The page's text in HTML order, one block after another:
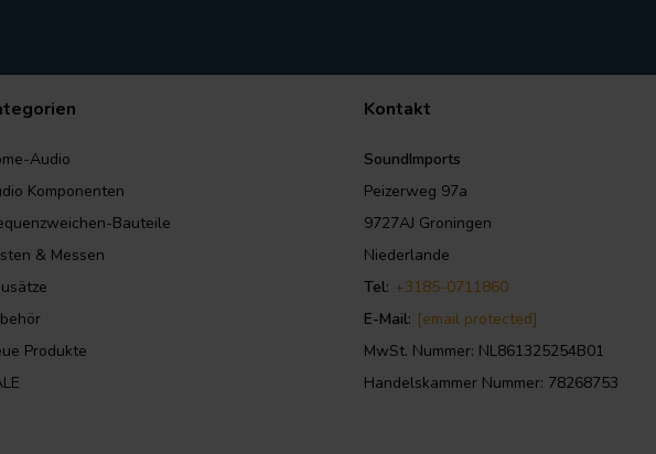
Audio
Komponenten
Bauteile
& Messen
Produkte
Kontakt
SoundImports
Peizerweg 97a
9727AJ Groningen
Niederlande
Tel: +3185-0711860
E-Mail: [email protected]
MwSt. Nummer: NL861325254B01
Handelskammer Nummer: 78268753